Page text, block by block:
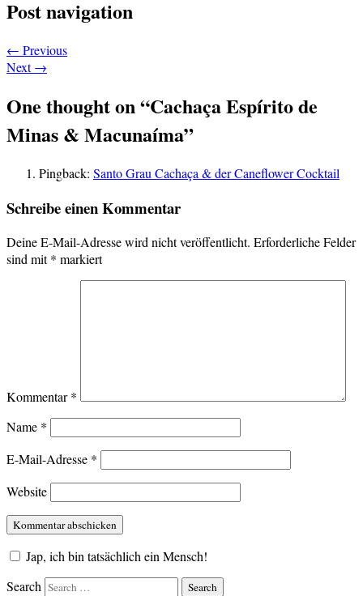
Post navigation
← Previous
Next→
One thought on “Cachaça Espírito de
Minas & Macunaíma”
Pingback: Santo Grau Cachaça & der Caneflower Cocktail
Schreibe einen Kommentar
Deine E-Mail-Adresse wird nicht veröffentlicht. Erforderliche Felder
sind mit* markiert
Kommentar*
Name *
E-Mail-Adresse *
Website
Jap, ich bin tatsächlich ein Mensch!
Search